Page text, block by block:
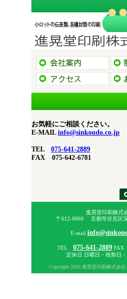
会社
お問
お気軽にご相談ください。
E-MAIL info@sinkoudo.co.jp
TEL 075-641-2889
FAX 075-642-6781
進晃堂印刷株式
〒612-0866 京都市伏見区
E-mail
TEL 075-641-2889FAX
定休日 日曜日・祝祭日
Copyright 2026.進晃堂印刷株式会社